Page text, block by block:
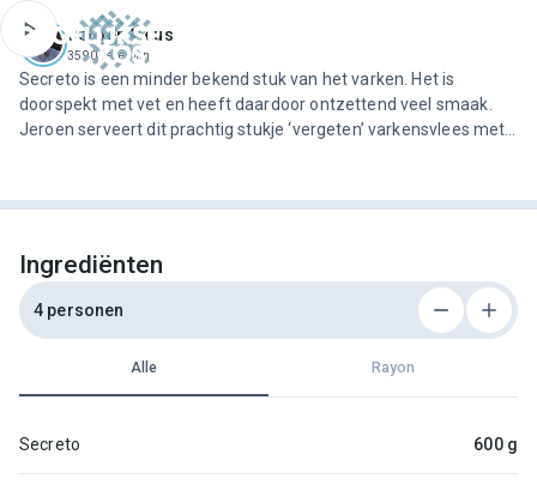
Jeroen Meus
3590 recepten
Secreto is een minder bekend stuk van het varken. Het is
doorspekt met vet en heeft daardoor ontzettend veel smaak.
Jeroen serveert dit prachtig stukje ‘vergeten’ varkensvlees met
Ingrediënten
4 personen
Alle Rayon
Secreto 600 g